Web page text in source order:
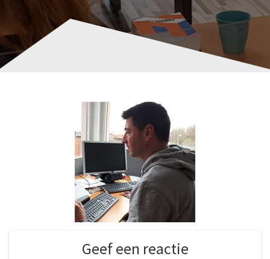
Geef een reactie